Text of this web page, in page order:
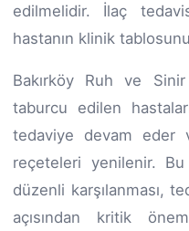
edilmelidir. İlaç
hastanın klinik
Bakırköy Ruh ve Sinir
taburcu edilen
tedaviye devam eder
reçeteleri yenilenir. Bu
düzenli karşılanması,
açısından kritik